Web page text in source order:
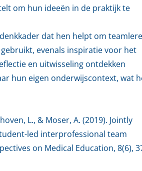
om hun ideeën in de praktijk te
dat hen helpt om
evenals inspiratie voor het
en uitwisseling ontdekken
hun eigen onderwijscontext, wat
L., & Moser, A. (2019). Jointly
led interprofessional team
on Medical Education, 8(6),